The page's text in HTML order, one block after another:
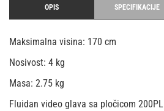
OPIS SPECIFIKACIJE
Maksimalna visina: 170 cm
Nosivost: 4 kg
Masa: 2.75 kg
Fluidan video glava sa pločicom 200PL